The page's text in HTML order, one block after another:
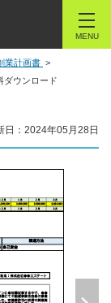
MENU
業計画書
ダウンロード
日：2024年05月28日